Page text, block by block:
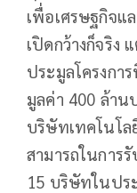
เพื่อเศรษฐกิจแ
เปิดกว้างก็จริง
ประมูลโครงกา
มูลค่า 400 ล้า
บริษัทเทคโนโ
สามารถในการ
15 บริษัทในปร